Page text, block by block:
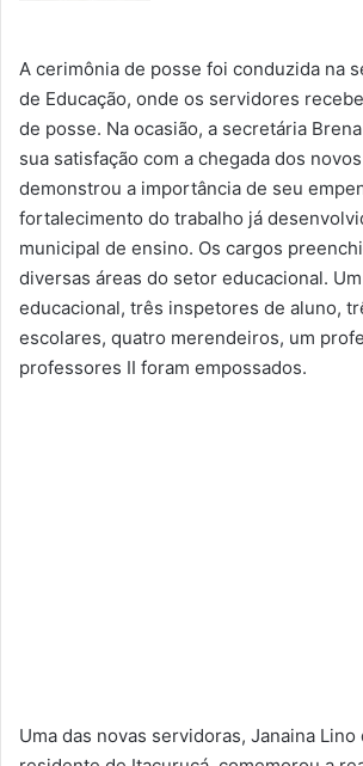
A cerimônia de posse foi conduzida na
de Educação, onde os servidores
de posse. Na ocasião, a secretária
sua satisfação com a chegada dos
demonstrou a importância de seu
fortalecimento do trabalho já
municipal de ensino. Os cargos
diversas áreas do setor educacional.
educacional, três inspetores de aluno,
escolares, quatro merendeiros, um
professores II foram empossados.
Uma das novas servidoras, Janaina Lino